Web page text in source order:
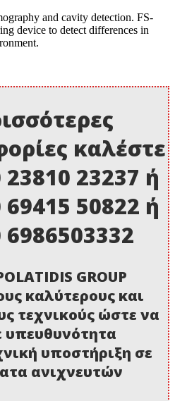
€.
and cavity detection. FS-
device to detect differences in
καλέστε
23810 23237 ή
69415 50822 ή
6986503332
GROUP
καλύτερους και
τεχνικούς ώστε να
υπευθυνότητα
υποστήριξη σε
ανιχνευτών